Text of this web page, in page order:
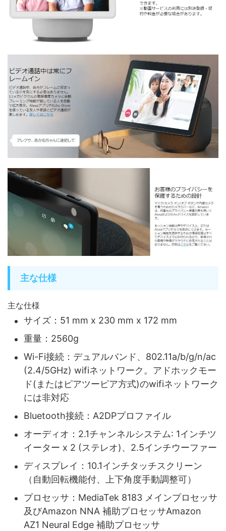
主な仕様
主な仕様
サイズ：51 mm x 230 mm x 172 mm
重量：2560g
Wi-Fi接続：デュアルバンド、802.11a/b/g/n/ac
(2.4/5GHz) wifiネットワーク。アドホックモー
ド(またはピアツーピア方式)のwifiネットワーク
には非対応
Bluetooth接続：A2DPプロファイル
オーディオ：2.1チャンネルシステム: 1インチツ
イーター x 2 (ステレオ)、2.5インチウーファー
ディスプレイ：10.1インチタッチスクリーン
（自動回転機能付、上下角度手動調整可）
プロセッサ：MediaTek 8183 メインプロセッサ
及びAmazon NNA 補助プロセッサAmazon
AZ1 Neural Edge 補助プロセッサ